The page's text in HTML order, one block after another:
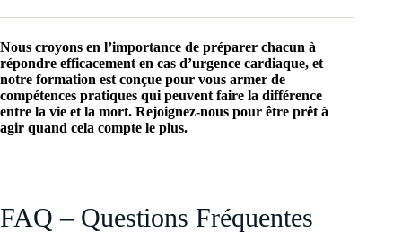
Nous croyons en l’importance de préparer chacun à
répondre efficacement en cas d’urgence cardiaque, et
notre formation est conçue pour vous armer de
compétences pratiques qui peuvent faire la différence
entre la vie et la mort. Rejoignez-nous pour être prêt à
agir quand cela compte le plus.
FAQ – Questions Fréquentes